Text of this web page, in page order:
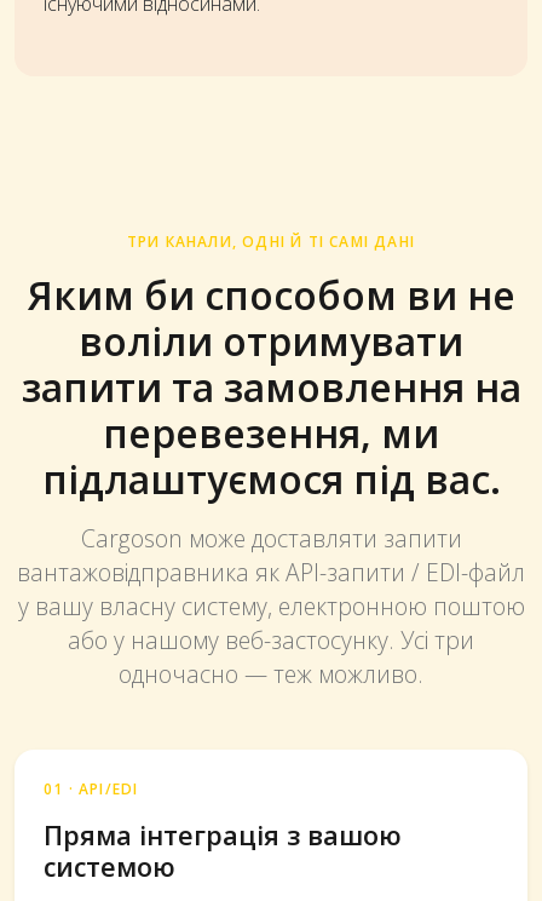
ТРИ КАНАЛИ, ОДНІ Й ТІ САМІ ДАНІ
Яким би способом ви не
воліли отримувати
запити та замовлення на
перевезення, ми
підлаштуємося під вас.
Cargoson може доставляти запити
вантажовідправника як API-запити / EDI-файл
у вашу власну систему, електронною поштою
або у нашому веб-застосунку. Усі три
одночасно — теж можливо.
01 · API/EDI
Пряма інтеграція з вашою
системою